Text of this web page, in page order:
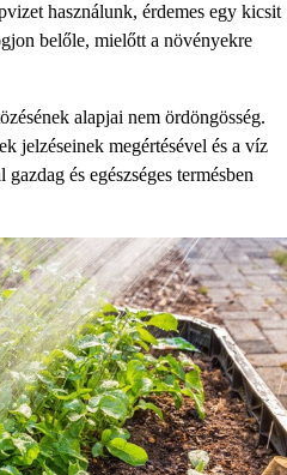
használunk, érdemes egy kicsit
belőle, mielőtt a növényekre
alapjai nem ördöngösség.
jelzéseinek megértésével és a víz
és egészséges termésben